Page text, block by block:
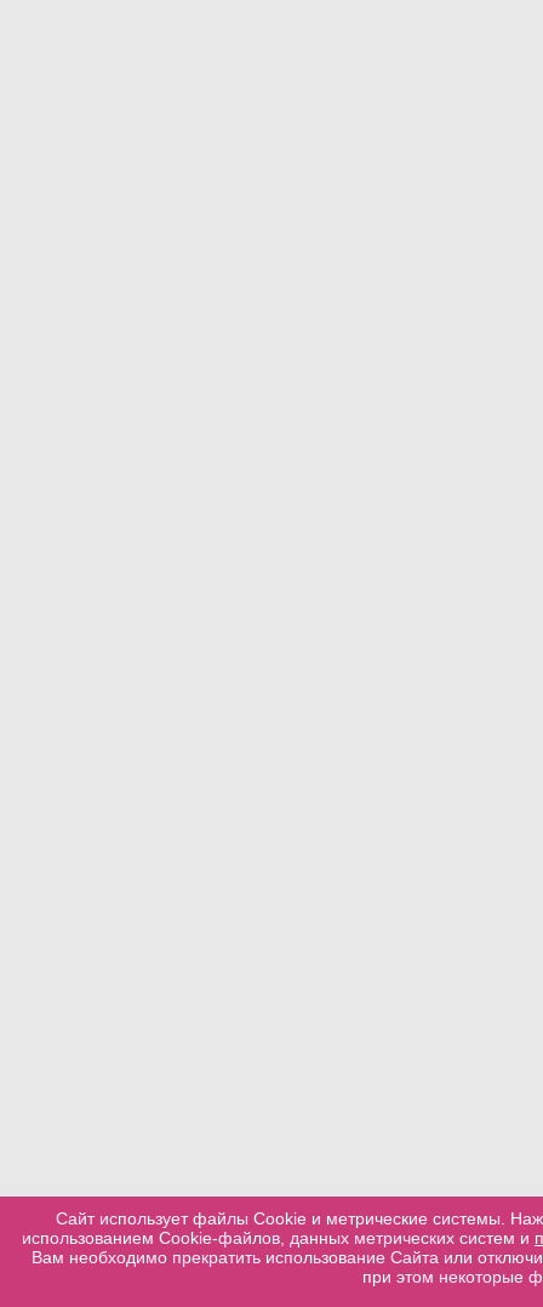
Сайт использует файлы Cookie и метрические системы.
использованием Cookie-файлов, данных метрических систем и
Вам необходимо прекратить использование Сайта или
при этом некоторые